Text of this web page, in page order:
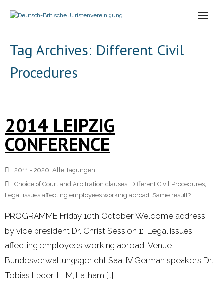
- Der Vorstand
- Über Uns
- Ziele
Mitgliedschaft
Alle Tagungen
- 2021 - 2025
- 2011 - 2020
- 2000 - 2010
Förderprojekte
Tag Archives: Different Civil
Procedures
2014 LEIPZIG
CONFERENCE
2011 - 2020, Alle Tagungen
Choice of Court and Arbitration clauses, Different Civil Procedures,
Legal issues affecting employees working abroad, Same result?
PROGRAMME Friday 10th October Welcome address
by vice president Dr. Christ Session 1: “Legal issues
affecting employees working abroad” Venue
Bundesverwaltungsgericht Saal IV German speakers Dr.
Tobias Leder, LLM, Latham […]